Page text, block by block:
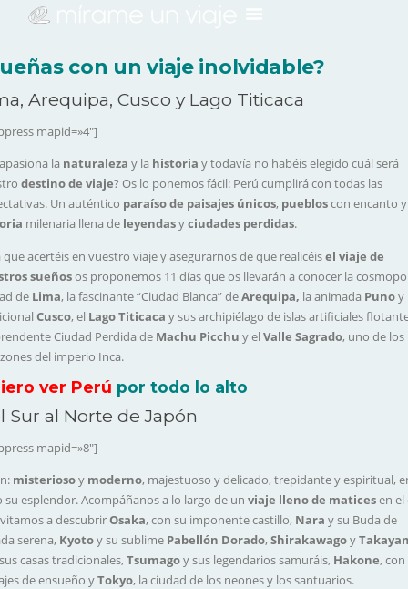
con un viaje inolvidable?
Arequipa, Cusco y Lago Titicaca
mapid=»4″]
la naturaleza y la historia y todavía no habéis elegido cuál será
destino de viaje? Os lo ponemos fácil: Perú cumplirá con todas las
Un auténtico paraíso de paisajes únicos, puebloscon encanto
milenaria llena de leyendasyciudades perdidas.
que acertéis en vuestro viaje y asegurarnos de que realicéisel viaje de
sueñosos proponemos 11 días que os llevarán a conocer la
de Lima, la fascinante “Ciudad Blanca” deArequipa, la animada Punoy
Cusco, el Lago Titicaca y sus archipiélago de islas artificiales
Ciudad Perdida de Machu Picchu y el Valle Sagrado, uno de los
del imperio Inca.
ver Perú por todo lo alto
Sur al Norte de Japón
mapid=»8″]
misteriosoy moderno, majestuoso y delicado, trepidante y espiritual,
su esplendor. Acompáñanos a lo largo de un viaje lleno de maticesen el
a descubrirOsaka, con su imponente castillo, Nara y su Buda de
serena, Kyotoy su sublimePabellón Dorado, Shirakawagoy
casas tradicionales, Tsumagoy sus legendarios samuráis, Hakone, con
de ensueño yTokyo, la ciudad de los neones y los santuarios.